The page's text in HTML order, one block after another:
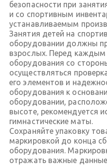
безопасности при
и со спортивным
устанавливаемым
Занятия детей на
оборудовании должны
взрослых. Перед каждым
оборудования со
осуществляться
его элементов и
оборудования к
оборудовании,
высоте, рекомендуется
гимнастические маты.
Сохраняйте упаковку
маркировкой до конца
оборудования.
отражать важные